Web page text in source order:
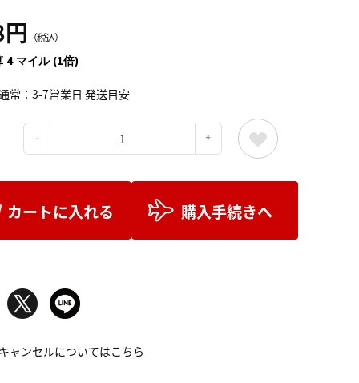
（税込）
4 マイル (1倍)
常：3-7営業日 発送目安
カートに入れる 購入手続きへ
ャンセルについてはこちら